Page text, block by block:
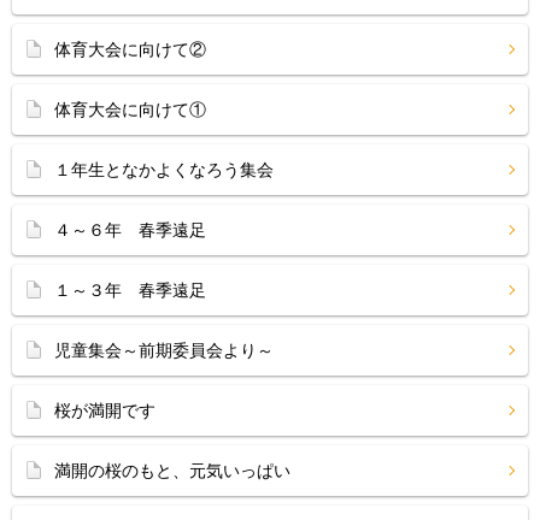
体育大会に向けて②
体育大会に向けて①
１年生となかよくなろう集会
４～６年 春季遠足
１～３年 春季遠足
児童集会～前期委員会より～
桜が満開です
満開の桜のもと、元気いっぱい